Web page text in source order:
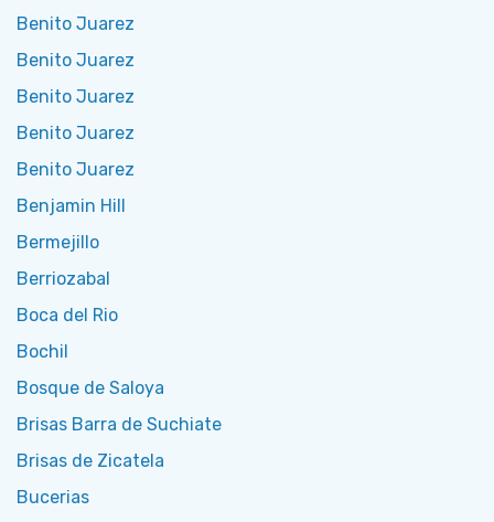
Benito Juarez
Benito Juarez
Benito Juarez
Benito Juarez
Benito Juarez
Benjamin Hill
Bermejillo
Berriozabal
Boca del Rio
Bochil
Bosque de Saloya
Brisas Barra de Suchiate
Brisas de Zicatela
Bucerias